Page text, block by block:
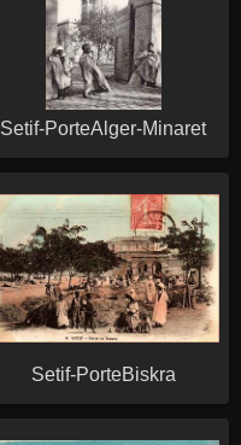
Setif-PorteAlger-Minaret
Setif-PorteBiskra